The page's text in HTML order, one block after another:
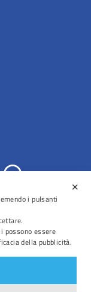
Prenotazioni
✕
i pulsanti
possono essere
della pubblicità.